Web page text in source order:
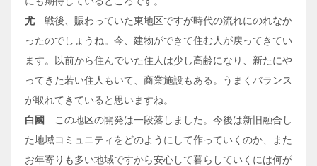
尤戦後、賑わっていた東地区ですが時代の流れにのれなか
ったのでしょうね。今、建物ができて住む人が戻ってきてい
ます。以前から住んでいた住人は少し高齢になり、新たにや
ってきた若い住人もいて、商業施設もある。うまくバランス
が取れてきていると思いますね。
白國
この地区の開発は一段落しました。今後は新旧融合し
た地域コミュニティをどのようにして作っていくのか、また
お年寄りも多い地域ですから安心して暮らしていくには何が